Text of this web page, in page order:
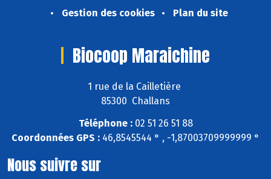
Gestion des cookies
Plan du site
Biocoop Maraichine
1 rue de la Cailletière
85300 Challans
Téléphone :02 51 26 51 88
Coordonnées GPS : 46,8545544 ° , -1,87003709999999 °
Nous suivre sur